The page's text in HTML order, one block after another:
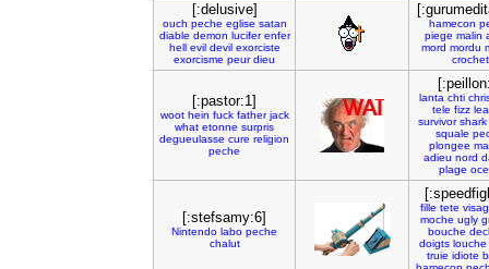
[:delusive]
ouch peche eglise satan
diable demon lucifer enfer
hell evil devil exorciste
exorcisme peur dieu
hamecon
piege malin
mord mordu
crochet
[:pastor:1]
woot hein fuck father jack
what etonne surpris
degueulasse cure religion
peche
lanta chti
tele fizz
survivor shark
squale
plongee
adieu nord
plage
[:stefsamy:6]
Nintendo labo peche
chalut
fille tete
moche ugly
bouche
doigts louche
truie idiote